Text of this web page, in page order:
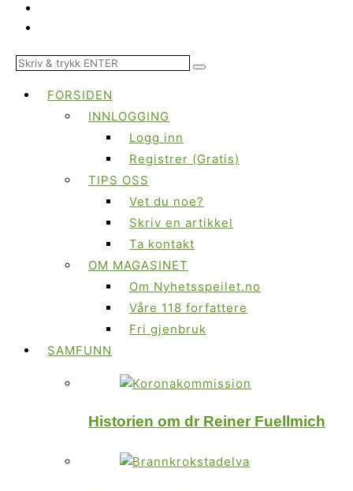
FORSIDEN
INNLOGGING
Logg inn
Registrer (Gratis)
TIPS OSS
Vet du noe?
Skriv en artikkel
Ta kontakt
OM MAGASINET
Om Nyhetsspeilet.no
Våre 118 forfattere
Fri gjenbruk
SAMFUNN
Historien om dr Reiner Fuellmich